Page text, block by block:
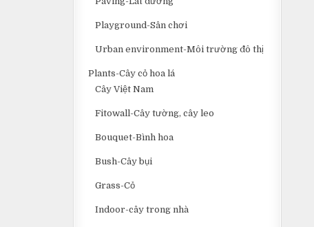
Playground-Sân chơi
Urban environment-Môi trường đô thị
Plants-Cây cỏ hoa lá
Cây Việt Nam
Fitowall-Cây tường, cây leo
Bouquet-Bình hoa
Bush-Cây bụi
Grass-Cỏ
Indoor-cây trong nhà